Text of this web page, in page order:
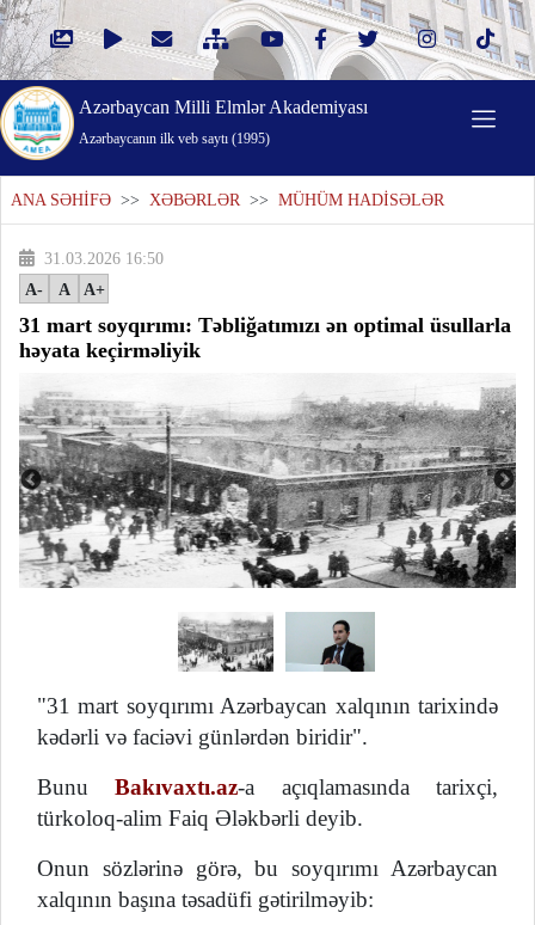
Azərbaycan Milli Elmlər Akademiyası
Azərbaycanın ilk veb saytı (1995)
ANA SƏHİFƏ >> XƏBƏRLƏR >> MÜHÜM HADİSƏLƏR
31.03.2026 16:50
A-
A A+
31 mart soyqırımı: Təbliğatımızı ən optimal üsullarla
həyata keçirməliyik
"31 mart soyqırımı Azərbaycan xalqının tarixində
kədərli və faciəvi günlərdən biridir".
BunuBakıvaxtı.az-a açıqlamasında tarixçi,
türkoloq-alim Faiq Ələkbərli deyib.
Onun sözlərinə görə, bu soyqırımı Azərbaycan
xalqının başına təsadüfi gətirilməyib: